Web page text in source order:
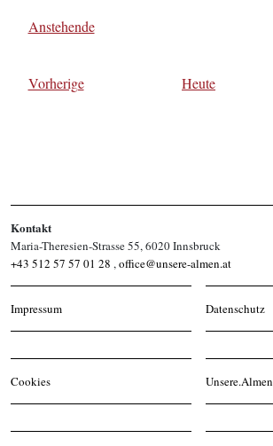
Anstehende
VorherigeVeranstaltungen Heute
Kontakt
Maria-Theresien-Strasse 55, 6020 Innsbruck
+43 512 57 57 01 28 ,office@unsere-almen.at
Impressum Datenschutz
Cookies Unsere.Almen